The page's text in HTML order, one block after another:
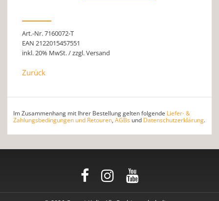
Art.-Nr. 7160072-T
EAN 2122015457551
inkl. 20% MwSt. / zzgl. Versand
Zurück
Im Zusammenhang mit Ihrer Bestellung gelten folgende Liefer- &
Zahlungsbedingungen und Retouren, AGBs und Datenschutzerklärung.